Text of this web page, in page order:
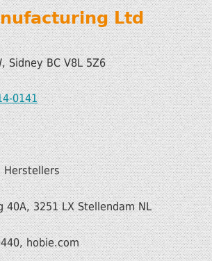
Ltd
Sidney BC V8L 5Z6
0141
Herstellers
40A, 3251 LX Stellendam NL
hobie.com